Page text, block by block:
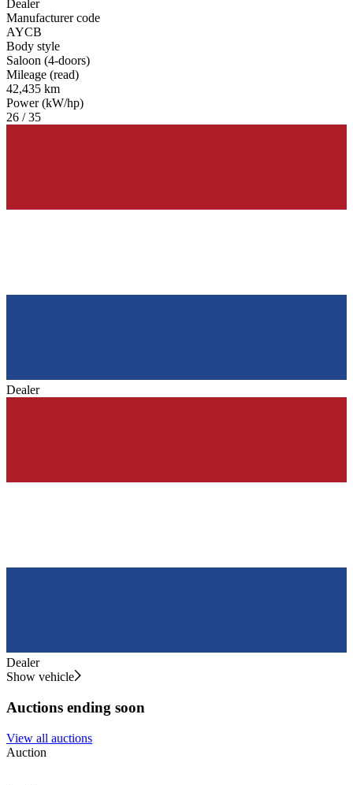
Dealer
Manufacturer code
AYCB
Body style
Saloon (4-doors)
Mileage (read)
42,435 km
Power (kW/hp)
26 / 35
Dealer
Dealer
Show vehicle
Auctions ending soon
View all auctions
Auction